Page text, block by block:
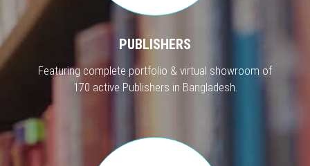
PUBLISHERS
Featuring complete portfolio & virtual showroom of
170 active Publishers in Bangladesh.